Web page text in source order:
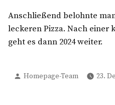
Anschließend belohnte
leckeren Pizza. Nach einer
geht es dann 2024 weiter.
Verfasst
Homepage-Team 23.